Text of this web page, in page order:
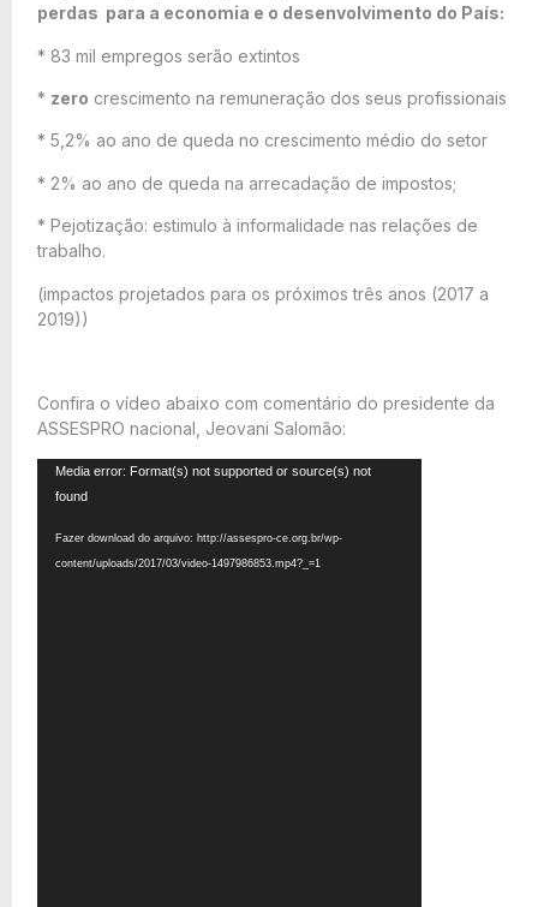
perdas para a economia e o desenvolvimento do País:
* 83 mil empregos serão extintos
* zero crescimento na remuneração dos seus profissionais
* 5,2% ao ano de queda no crescimento médio do setor
* 2% ao ano de queda na arrecadação de impostos;
* Pejotização: estimulo à informalidade nas relações de
trabalho.
(impactos projetados para os próximos três anos (2017 a
2019))
Confira o vídeo abaixo com comentário do presidente da
ASSESPRO nacional, Jeovani Salomão:
Tocador
de
Media error: Format(s) not supported or source(s) not
found
Fazer download do arquivo: http://assespro-ce.org.br/wp-
content/uploads/2017/03/video-1497986853.mp4?_=1